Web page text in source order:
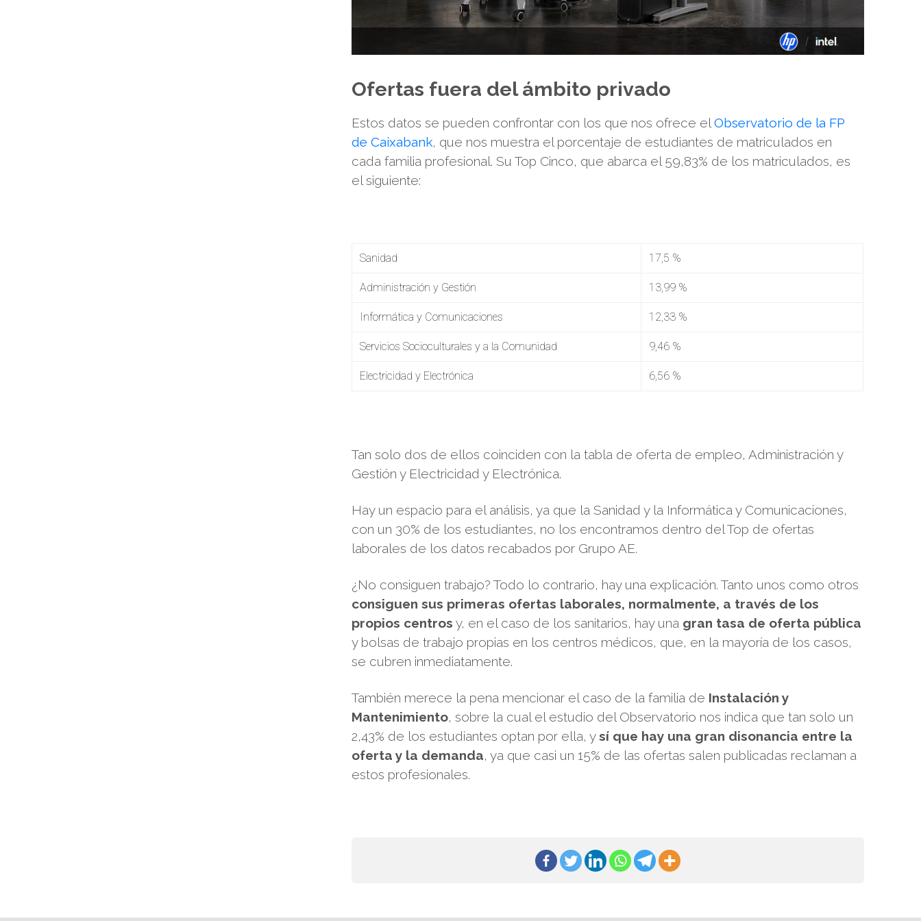
Ofertas fuera del ámbito privado
Estos datos se pueden confrontar con los que nos ofrece elObservatorio de la FP
de Caixabank, que nos muestra el porcentaje de estudiantes de matriculados en
cada familia profesional. Su Top Cinco, que abarca el 59,83% de los matriculados, es
el siguiente:
Sanidad 17,5 %
Administración y Gestión 13,99 %
Informática y Comunicaciones 12,33 %
Servicios Socioculturales y a la Comunidad 9,46 %
Electricidad y Electrónica 6,56 %
Tan solo dos de ellos coinciden con la tabla de oferta de empleo, Administración y
Gestión y Electricidad y Electrónica.
Hay un espacio para el análisis, ya que la Sanidad y la Informática y Comunicaciones,
con un 30% de los estudiantes, no los encontramos dentro del Top de ofertas
laborales de los datos recabados por Grupo AE.
¿No consiguen trabajo? Todo lo contrario, hay una explicación. Tanto unos como otros
consiguen sus primeras ofertas laborales, normalmente, a través de los
propios centros y, en el caso de los sanitarios, hay una gran tasa de oferta pública
y bolsas de trabajo propias en los centros médicos, que, en la mayoría de los casos,
se cubren inmediatamente.
También merece la pena mencionar el caso de la familia de Instalación y
Mantenimiento, sobre la cual el estudio del Observatorio nos indica que tan solo un
2,43% de los estudiantes optan por ella, ysí que hay una gran disonancia entre la
oferta y la demanda, ya que casi un 15% de las ofertas salen publicadas reclaman a
estos profesionales.